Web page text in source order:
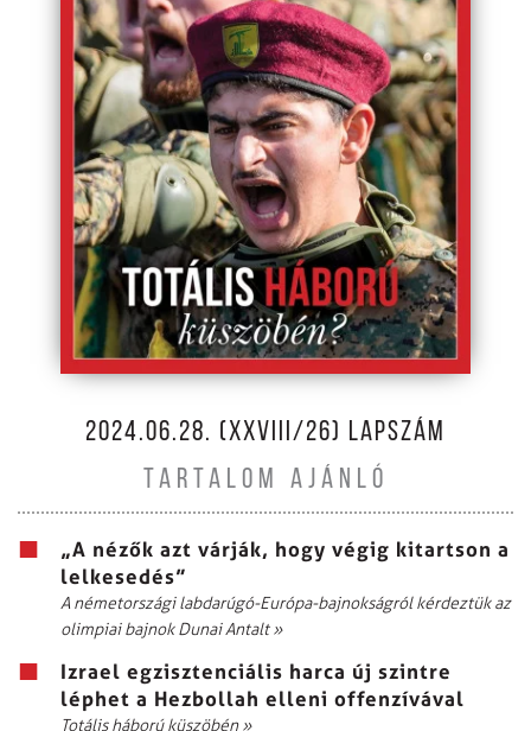
2024.06.28. (XXVIII/26) LAPSZÁM
TARTALOM AJÁNLÓ
„A nézők azt várják, hogy végig kitartson a
lelkesedés”
A németországi labdarúgó-Európa-bajnokságról kérdeztük az
olimpiai bajnok Dunai Antalt»
Izrael egzisztenciális harca új szintre
léphet a Hezbollah elleni offenzívával
Totális háború küszöbén»